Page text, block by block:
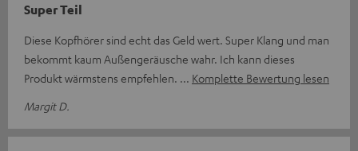
Super Teil
Diese Kopfhörer sind echt das Geld wert. Super Klang und man
bekommt kaum Außengeräusche wahr. Ich kann dieses
Produkt wärmstens empfehlen.
Komplette Bewertung lesen
Margit D.